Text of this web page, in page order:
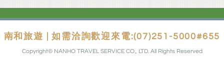
南和旅遊 | 如需洽詢歡迎來電:(07)251-5000#655
Copyright© NANHO TRAVEL SERVICE CO., LTD. All Rights Reserved